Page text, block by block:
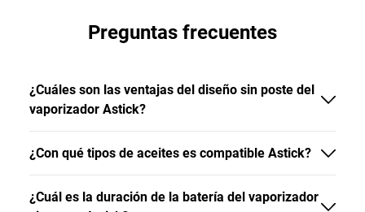
Preguntas frecuentes
¿Cuáles son las ventajas del diseño sin poste del
vaporizador Astick?
¿Con qué tipos de aceites es compatible Astick?
¿Cuál es la duración de la batería del vaporizador